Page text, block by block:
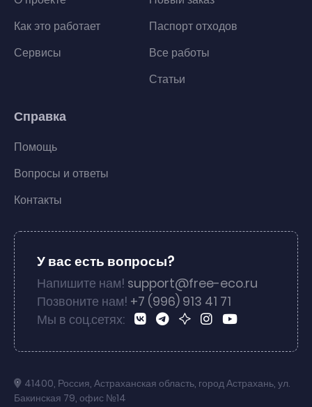
Как это работает
Сервисы
Паспорт отходов
Все работы
Статьи
Справка
Помощь
Вопросы и ответы
Контакты
У вас есть вопросы?
Напишите нам! support@free-eco.ru
Позвоните нам! +7 (996) 913 41 71
Мы в соц.сетях:
41400, Россия, Астраханская область, город Астрахань, ул.
Бакинская 79, офис №14